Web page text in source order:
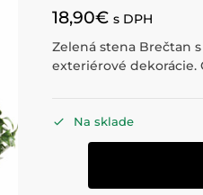
18,90€ s DPH
Zelená stena Brečtan
exteriérové
Na sklade